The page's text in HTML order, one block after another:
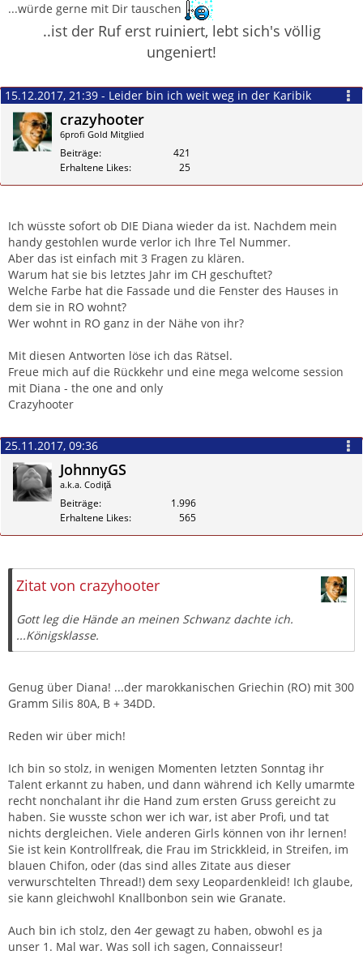
...würde gerne mit Dir tauschen
..ist der Ruf erst ruiniert, lebt sich's völlig
ungeniert!
15.12.2017, 21:39 - Leider bin ich weit weg in der Karibik
crazyhooter
6profi Gold Mitglied
Beiträge
421
Erhaltene Likes
25
Ich wüsste sofort ob DIE Diana wieder da ist. Nachdem mein
handy gestohlen wurde verlor ich Ihre Tel Nummer.
Aber das ist einfach mit 3 Fragen zu klären.
Warum hat sie bis letztes Jahr im CH geschuftet?
Welche Farbe hat die Fassade und die Fenster des Hauses in
dem sie in RO wohnt?
Wer wohnt in RO ganz in der Nähe von ihr?
Mit diesen Antworten löse ich das Rätsel.
Freue mich auf die Rückkehr und eine mega welcome session
mit Diana - the one and only
Crazyhooter
Zitieren
25.11.2017, 09:36
JohnnyGS
a.k.a. Codiţă
Beiträge
1.996
Erhaltene Likes
565
Zitat von crazyhooter
Gott leg die Hände an meinen Schwanz dachte ich.
...Königsklasse.
Genug über Diana! ...der marokkanischen Griechin (RO) mit 300
Gramm Silis 80A, B + 34DD.
Reden wir über mich!
Ich bin so stolz, in wenigen Momenten letzten Sonntag ihr
Talent erkannt zu haben, und dann während ich Kelly umarmte
recht nonchalant ihr die Hand zum ersten Gruss gereicht zu
haben. Sie wusste schon wer ich war, ist aber Profi, und tat
nichts dergleichen. Viele anderen Girls können von ihr lernen!
Sie ist kein Kontrollfreak, die Frau im Strickkleid, in Streifen, im
blauen Chifon, oder (das sind alles Zitate aus dieser
verwurschtelten Thread!) dem sexy Leopardenkleid! Ich glaube,
sie kann gleichwohl Knallbonbon sein wie Granate.
Auch bin ich stolz, den 4er gewagt zu haben, obwohl es ja
unser 1. Mal war. Was soll ich sagen, Connaisseur!
Zitieren